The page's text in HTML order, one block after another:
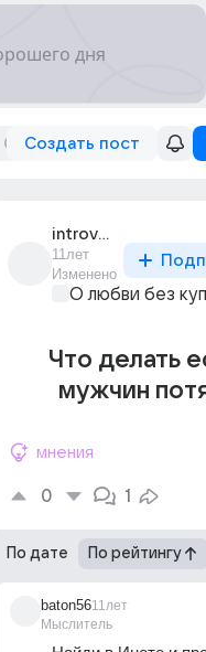
Создать пост
introvertus
11лет
Изменено
О любви без
Что делать
мужчин
мнения
0 1
По дате По рейтингу
baton56
Мыслитель
11лет